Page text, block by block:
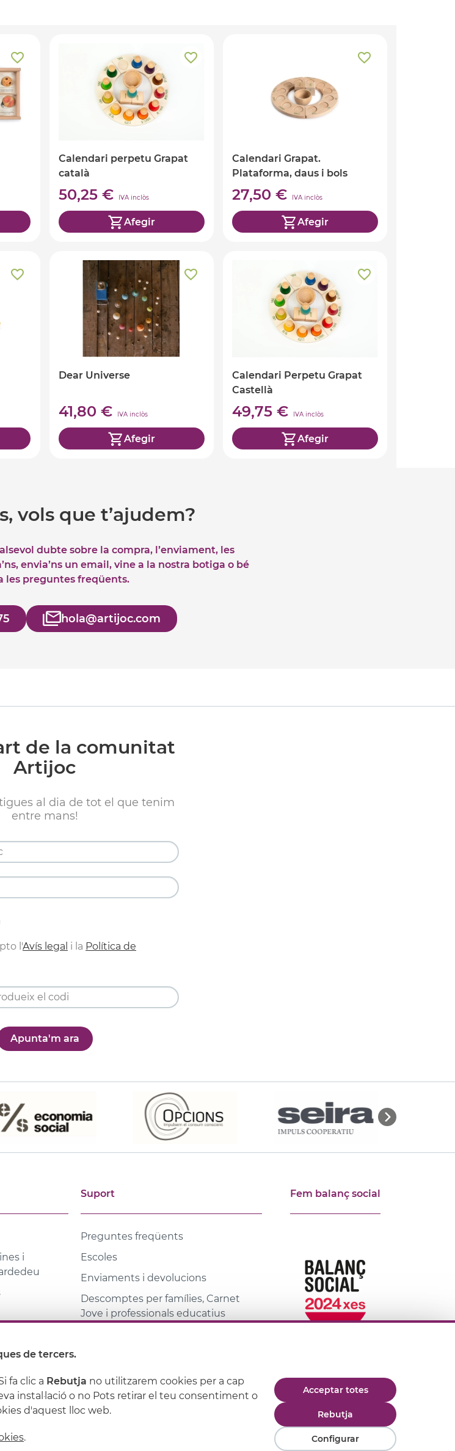
Calendari perpetu Grapat
català
50,25 € IVA inclòs
Afegir
Calendari Grapat.
Plataforma, daus i bols
(castellà)
27,50 € IVA inclòs
Afegir
Dear Universe
41,80 € IVA inclòs
Afegir
Calendari Perpetu Grapat
Castellà
49,75 € IVA inclòs
Afegir
vols que t’ajudem?
dubte sobre la compra, l’enviament, les
envia’ns un email, vine a la nostra botiga o bé
les preguntes freqüents.
hola@artijoc.com
de la comunitat
Artijoc
al dia de tot el que tenim
entre mans!
l'Avís legal i la Política de
Apunta'm ara
i
Suport
Preguntes freqüents
Escoles
Enviaments i devolucions
Descomptes per famílies, Carnet
Jove i professionals educatius
Fem balanç social
Política de cookies
de tercers.
fa clic a Rebutja no utilitzarem cookies per a cap
instal·lació o no Pots retirar el teu consentiment o
d'aquest lloc web.
.
Acceptar totes
Rebutja
Configurar